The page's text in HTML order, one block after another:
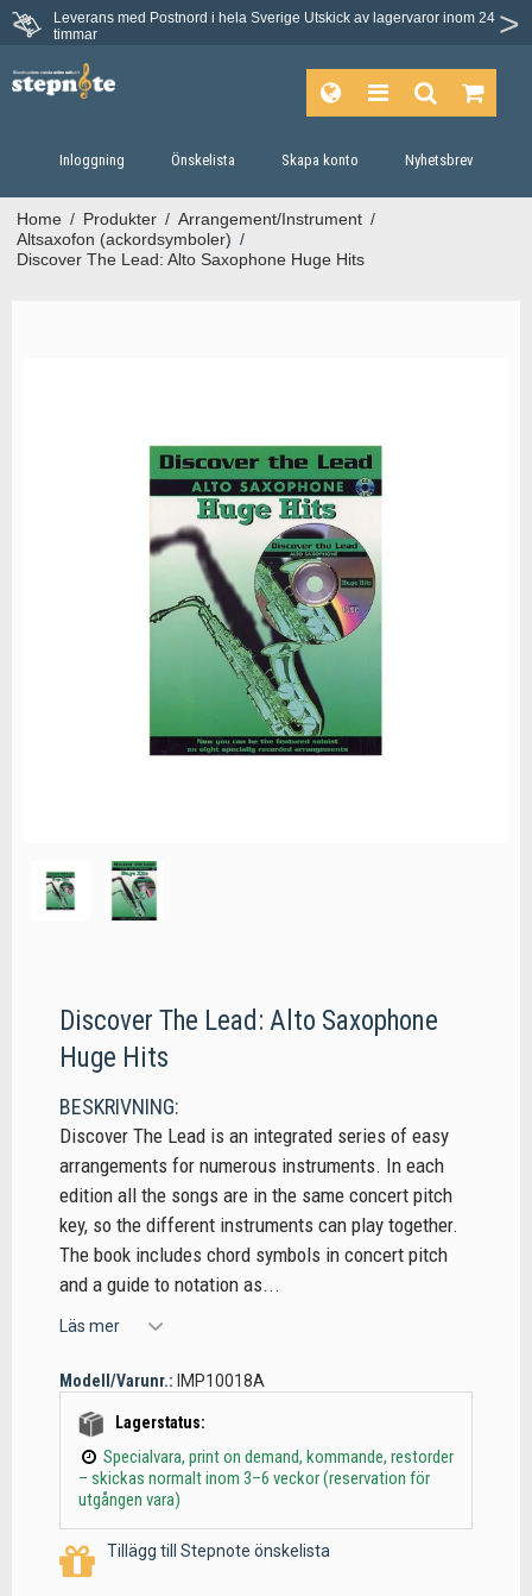
Leverans med Postnord i hela Sverige Utskick av lagervaror inom 24
timmar
Du har 30 dagars ångerrätt.
Inloggning Önskelista Skapa konto Nyhetsbrev
Home / Produkter / Arrangement/Instrument /
Altsaxofon (ackordsymboler) /
Discover The Lead: Alto Saxophone Huge Hits
Discover The Lead: Alto Saxophone
Huge Hits
BESKRIVNING:
Discover The Lead is an integrated series of easy
arrangements for numerous instruments. In each
edition all the songs are in the same concert pitch
key, so the different instruments can play together.
The book includes chord symbols in concert pitch
and a guide to notation as...
Läs mer
Modell/Varunr.: IMP10018A
Lagerstatus:
Specialvara, print on demand, kommande, restorder
– skickas normalt inom 3–6 veckor (reservation för
utgången vara)
Tillägg till Stepnote önskelista